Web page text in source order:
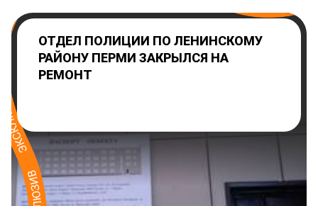
ОТДЕЛ ПОЛИЦИИ ПО ЛЕНИНСКОМУ
РАЙОНУ ПЕРМИ ЗАКРЫЛСЯ НА
РЕМОНТ